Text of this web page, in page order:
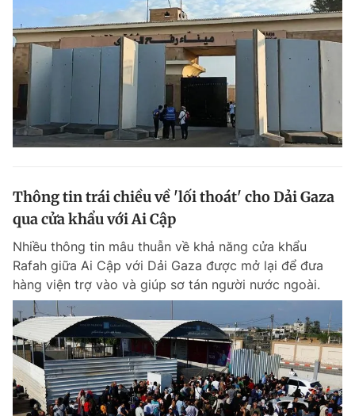
Thông tin trái chiều về 'lối thoát' cho Dải Gaza
qua cửa khẩu với Ai Cập
Nhiều thông tin mâu thuẫn về khả năng cửa khẩu
Rafah giữa Ai Cập với Dải Gaza được mở lại để đưa
hàng viện trợ vào và giúp sơ tán người nước ngoài.